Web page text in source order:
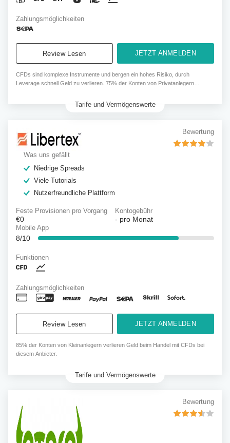
Zahlungsmöglichkeiten
Review Lesen JETZT ANMELDEN
CFDs sind komplexe Instrumente und bergen ein hohes Risiko, durch
Leverage schnell Geld zu verlieren. 75% der Konten von Privatanlegern
Tarife und Vermögenswerte
Bewertung
Was uns gefällt
Niedrige Spreads
Viele Tutorials
Nutzerfreundliche Plattform
Feste Provisionen pro Vorgang
€0
Kontogebühr
- pro Monat
Mobile App
8/10
Funktionen
Zahlungsmöglichkeiten
Review Lesen JETZT ANMELDEN
85% der Konten von Kleinanlegern verlieren Geld beim Handel mit CFDs bei
diesem Anbieter.
Tarife und Vermögenswerte
Bewertung